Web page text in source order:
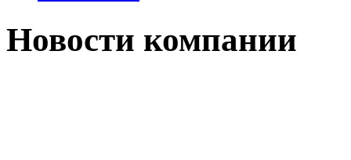
Новости компании